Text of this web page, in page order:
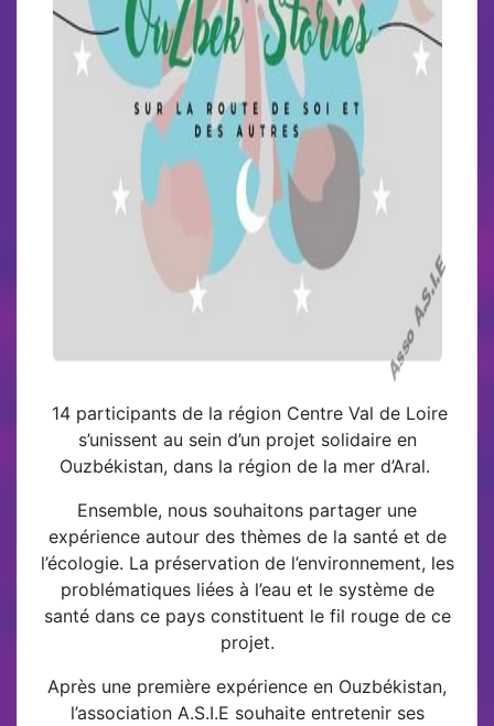
14 participants de la région Centre Val de Loire
s’unissent au sein d’un projet solidaire en
Ouzbékistan, dans la région de la mer d’Aral.
Ensemble, nous souhaitons partager une
expérience autour des thèmes de la santé et de
l’écologie. La préservation de l’environnement, les
problématiques liées à l’eau et le système de
santé dans ce pays constituent le fil rouge de ce
projet.
Après une première expérience en Ouzbékistan,
l’association A.S.I.E souhaite entretenir ses